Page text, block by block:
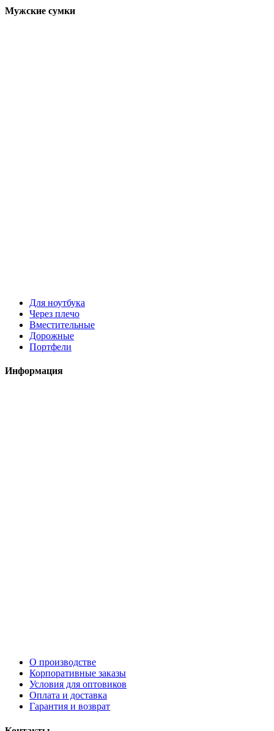
Мужские сумки
Для ноутбука
Через плечо
Вместительные
Дорожные
Портфели
Информация
О производстве
Корпоративные заказы
Условия для оптовиков
Оплата и доставка
Гарантия и возврат